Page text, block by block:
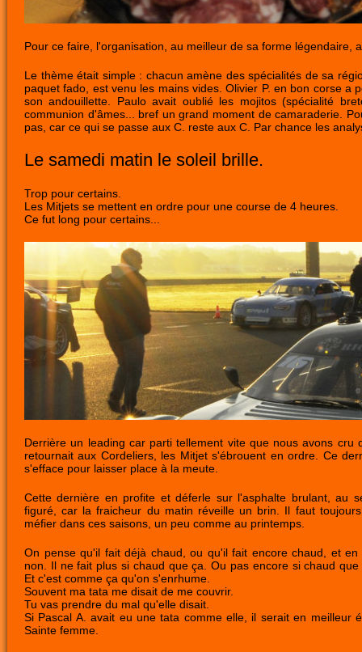
Pour ce faire, l'organisation, au meilleur de sa forme
Le thème était simple : chacun amène des spécialités de sa
paquet fado, est venu les mains vides. Olivier P. en bon corse
son andouillette. Paulo avait oublié les mojitos (spécialité
communion d'âmes... bref un grand moment de camaraderie.
pas, car ce qui se passe aux C. reste aux C. Par chance les
Le samedi matin le soleil brille.
Trop pour certains.
Les Mitjets se mettent en ordre pour une course de 4 heures.
Ce fut long pour certains...
Derrière un leading car parti tellement vite que nous avons cru
retournait aux Cordeliers, les Mitjet s'ébrouent en ordre. Ce
s'efface pour laisser place à la meute.
Cette dernière en profite et déferle sur l'asphalte brulant, au
figuré, car la fraicheur du matin réveille un brin. Il faut
méfier dans ces saisons, un peu comme au printemps.
On pense qu'il fait déjà chaud, ou qu'il fait encore chaud, et en
non. Il ne fait plus si chaud que ça. Ou pas encore si chaud que
Et c'est comme ça qu'on s'enrhume.
Souvent ma tata me disait de me couvrir.
Tu vas prendre du mal qu'elle disait.
Si Pascal A. avait eu une tata comme elle, il serait en meilleur
Sainte femme.